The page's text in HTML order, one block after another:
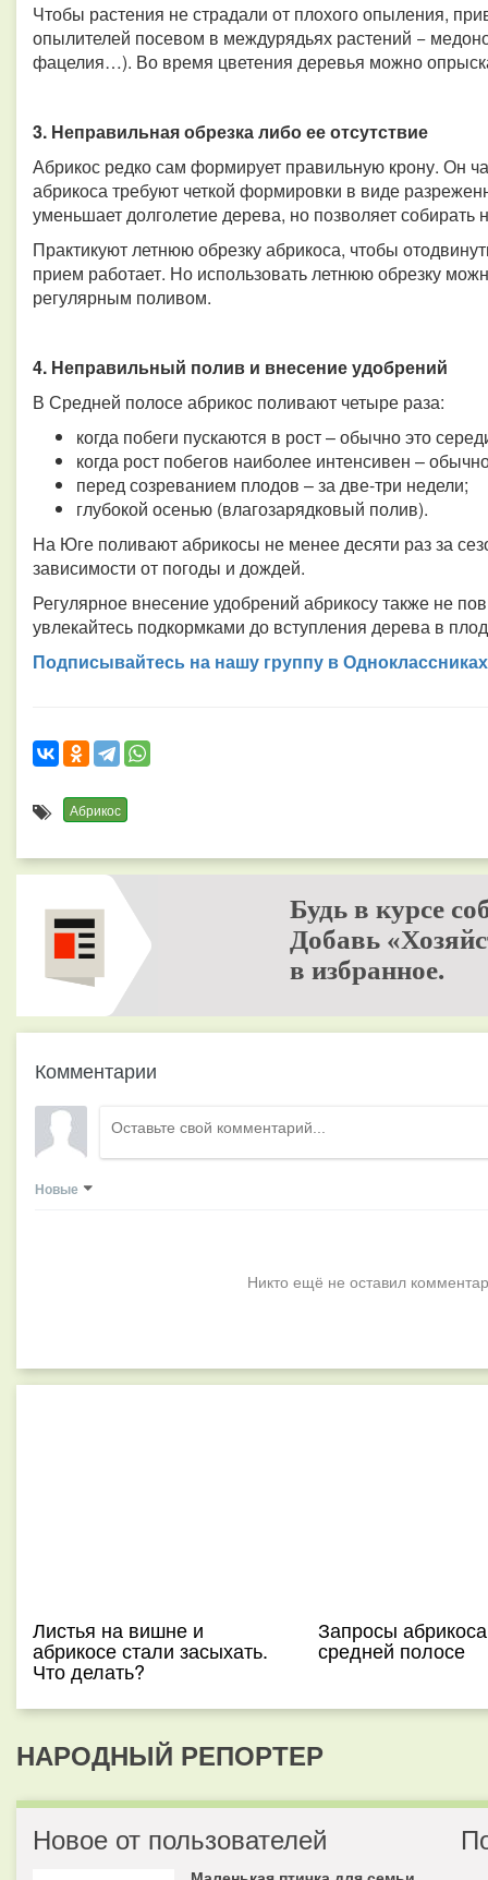
Чтобы растения не страдали от плохого опыления,
опылителей посевом в междурядьях растений −
фацелия…). Во время цветения деревья можно
3. Неправильная обрезка либо ее отсутствие
Абрикос редко сам формирует правильную крону. Он
абрикоса требуют четкой формировки в виде
уменьшает долголетие дерева, но позволяет собирать
Практикуют летнюю обрезку абрикоса, чтобы
прием работает. Но использовать летнюю обрезку
регулярным поливом.
4. Неправильный полив и внесение удобрений
В Средней полосе абрикос поливают четыре раза:
когда побеги пускаются в рост – обычно это
когда рост побегов наиболее интенсивен –
перед созреванием плодов – за две-три недели;
глубокой осенью (влагозарядковый полив).
На Юге поливают абрикосы не менее десяти раз за
зависимости от погоды и дождей.
Регулярное внесение удобрений абрикосу также не
увлекайтесь подкормками до вступления дерева в
Подписывайтесь на нашу группу в Одноклассниках
Абрикос
Будь в курсе
Добавь
в избранное.
Комментарии
Новые
Никто ещё не оставил
Листья на вишне и
абрикосе стали засыхать.
Что делать?
Запросы
средней полосе
НАРОДНЫЙ РЕПОРТЕР
Новое от пользователей